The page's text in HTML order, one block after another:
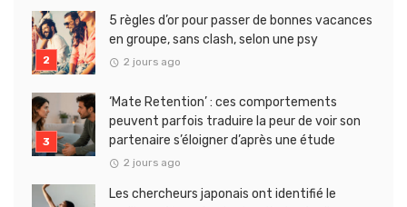
5 règles d’or pour passer de bonnes vacances
en groupe, sans clash, selon une psy
2 jours ago
‘Mate Retention’ : ces comportements
peuvent parfois traduire la peur de voir son
partenaire s’éloigner d’après une étude
2 jours ago
Les chercheurs japonais ont identifié le